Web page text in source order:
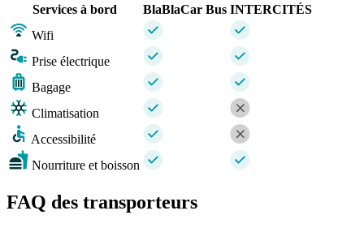
Services à bord
BlaBlaCar Bus INTERCITÉS
Wifi
Prise électrique
Bagage
Climatisation
Accessibilité
Nourriture et boisson
FAQ des transporteurs